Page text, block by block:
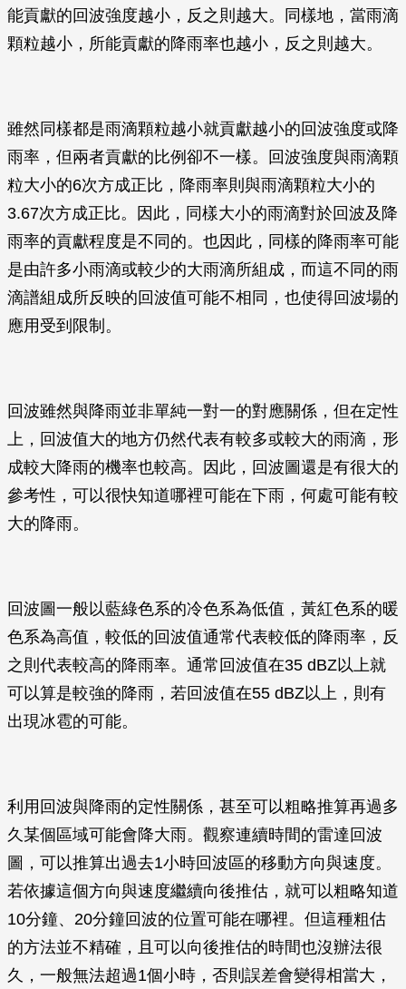
能貢獻的回波強度越小，反之則越大。同樣地，當雨滴
顆粒越小，所能貢獻的降雨率也越小，反之則越大。
雖然同樣都是雨滴顆粒越小就貢獻越小的回波強度或降
雨率，但兩者貢獻的比例卻不一樣。回波強度與雨滴顆
粒大小的6次方成正比，降雨率則與雨滴顆粒大小的
3.67次方成正比。因此，同樣大小的雨滴對於回波及降
雨率的貢獻程度是不同的。也因此，同樣的降雨率可能
是由許多小雨滴或較少的大雨滴所組成，而這不同的雨
滴譜組成所反映的回波值可能不相同，也使得回波場的
應用受到限制。
回波雖然與降雨並非單純一對一的對應關係，但在定性
上，回波值大的地方仍然代表有較多或較大的雨滴，形
成較大降雨的機率也較高。因此，回波圖還是有很大的
參考性，可以很快知道哪裡可能在下雨，何處可能有較
大的降雨。
回波圖一般以藍綠色系的冷色系為低值，黃紅色系的暖
色系為高值，較低的回波值通常代表較低的降雨率，反
之則代表較高的降雨率。通常回波值在35 dBZ以上就
可以算是較強的降雨，若回波值在55 dBZ以上，則有
出現冰雹的可能。
利用回波與降雨的定性關係，甚至可以粗略推算再過多
久某個區域可能會降大雨。觀察連續時間的雷達回波
圖，可以推算出過去1小時回波區的移動方向與速度。
若依據這個方向與速度繼續向後推估，就可以粗略知道
10分鐘、20分鐘回波的位置可能在哪裡。但這種粗估
的方法並不精確，且可以向後推估的時間也沒辦法很
久，一般無法超過1個小時，否則誤差會變得相當大，